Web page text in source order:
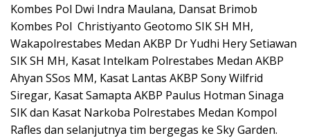
Kombes Pol Dwi Indra Maulana, Dansat Brimob
Kombes Pol Christiyanto Geotomo SIK SH MH,
Wakapolrestabes Medan AKBP Dr Yudhi Hery Setiawan
SIK SH MH, Kasat Intelkam Polrestabes Medan AKBP
Ahyan SSos MM, Kasat Lantas AKBP Sony Wilfrid
Siregar, Kasat Samapta AKBP Paulus Hotman Sinaga
SIK dan Kasat Narkoba Polrestabes Medan Kompol
Rafles dan selanjutnya tim bergegas ke Sky Garden.